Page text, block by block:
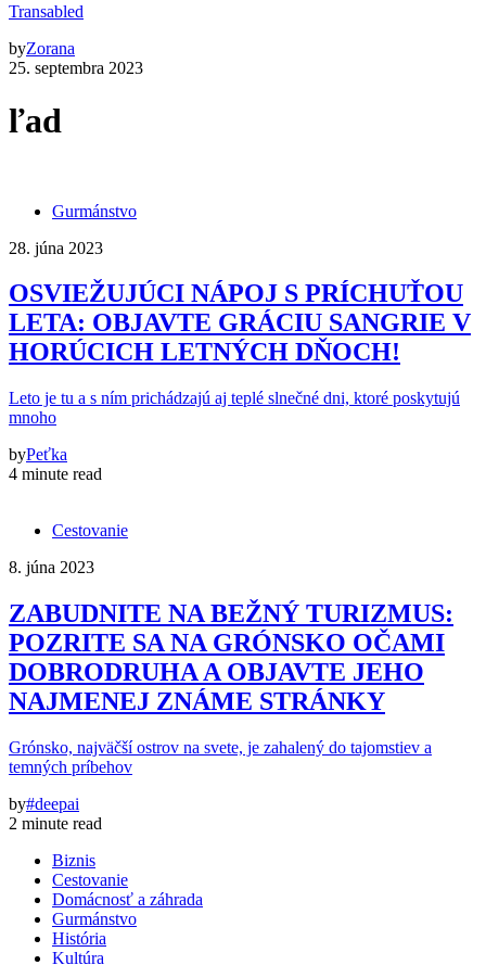
Transabled
byZorana
25. septembra 2023
ľad
Gurmánstvo
28. júna 2023
OSVIEŽUJÚCI NÁPOJ S PRÍCHUŤOU
LETA: OBJAVTE GRÁCIU SANGRIE V
HORÚCICH LETNÝCH DŇOCH!
Leto je tu a s ním prichádzajú aj teplé slnečné dni, ktoré poskytujú
mnoho
byPeťka
4 minute read
Cestovanie
8. júna 2023
ZABUDNITE NA BEŽNÝ TURIZMUS:
POZRITE SA NA GRÓNSKO OČAMI
DOBRODRUHA A OBJAVTE JEHO
NAJMENEJ ZNÁME STRÁNKY
Grónsko, najväčší ostrov na svete, je zahalený do tajomstiev a
temných príbehov
by#deepai
2 minute read
Biznis
Cestovanie
Domácnosť a záhrada
Gurmánstvo
História
Kultúra